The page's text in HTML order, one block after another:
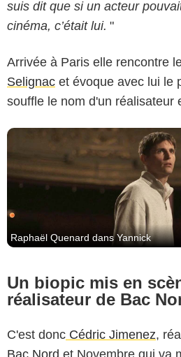
suis dit que si un acteur
cinéma, c’était lui. "
Arrivée à Paris elle rencontre
Selignac et évoque avec lui le
souffle le nom d'un réalisateur
ATELIER DE PRODUCTION/CHI-FOU-
Raphaël Quenard dans Yannick
Un biopic mis en
réalisateur de Bac
C'est donc Cédric Jimenez,
Bac Nord et Novembre qui va